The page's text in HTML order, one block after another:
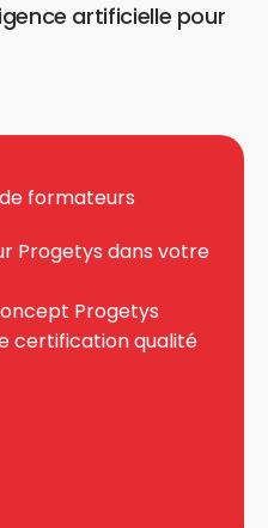
artificielle pour
formateurs
Progetys dans votre
Progetys
certification qualité